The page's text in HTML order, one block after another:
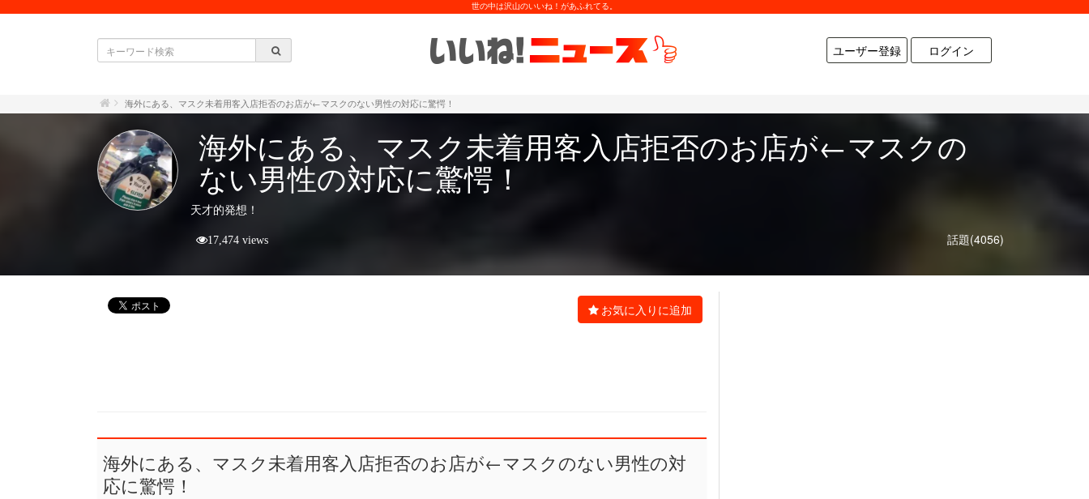
世の中は沢山のいいね！があふれてる。
ユーザー登録 ログイン
海外にある、マスク未着用客入店拒否のお店が←マスクのない男性の対応に驚愕！
海外にある、マスク未着用客入店拒否のお店が←マスクの
ない男性の対応に驚愕！
天才的発想！
話題(4056)
17,474 views
お気に入りに追加
海外にある、マスク未着用客入店拒否のお店が←マスクのない男性の対
応に驚愕！